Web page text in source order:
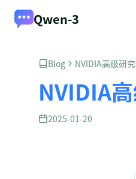
Qwen-3
Blog NVIDIA高级研
NVIDIA
2025-01-20